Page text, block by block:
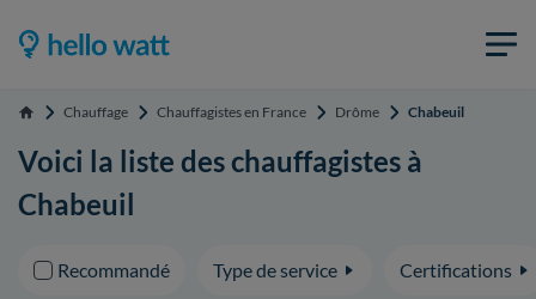
Accueil Chauffage Chauffagistes en France Drôme Chabeuil
Voici la liste des chauffagistes à
Chabeuil
Recommandé Type de service Certifications